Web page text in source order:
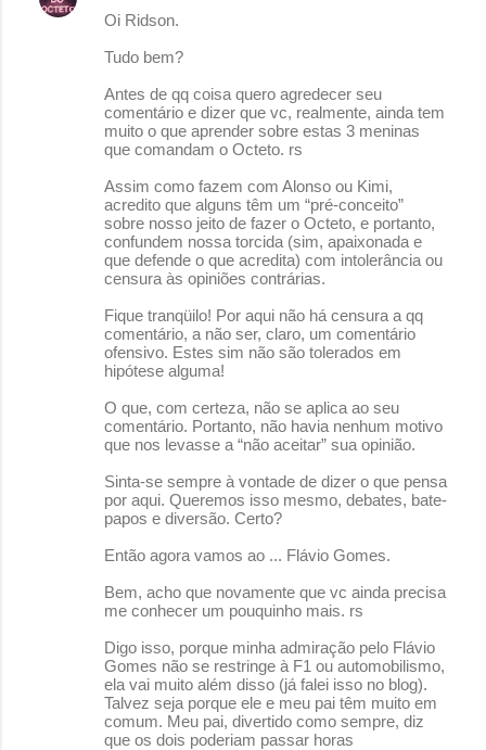
Oi Ridson.
Tudo bem?
Antes de qq coisa quero agredecer seu
comentário e dizer que vc, realmente, ainda tem
muito o que aprender sobre estas 3 meninas
que comandam o Octeto. rs
Assim como fazem com Alonso ou Kimi,
acredito que alguns têm um “pré-conceito”
sobre nosso jeito de fazer o Octeto, e portanto,
confundem nossa torcida (sim, apaixonada e
que defende o que acredita) com intolerância ou
censura às opiniões contrárias.
Fique tranqüilo! Por aqui não há censura a qq
comentário, a não ser, claro, um comentário
ofensivo. Estes sim não são tolerados em
hipótese alguma!
O que, com certeza, não se aplica ao seu
comentário. Portanto, não havia nenhum motivo
que nos levasse a “não aceitar” sua opinião.
Sinta-se sempre à vontade de dizer o que pensa
por aqui. Queremos isso mesmo, debates, bate-
papos e diversão. Certo?
Então agora vamos ao ... Flávio Gomes.
Bem, acho que novamente que vc ainda precisa
me conhecer um pouquinho mais. rs
Digo isso, porque minha admiração pelo Flávio
Gomes não se restringe à F1 ou automobilismo,
ela vai muito além disso (já falei isso no blog).
Talvez seja porque ele e meu pai têm muito em
comum. Meu pai, divertido como sempre, diz
que os dois poderiam passar horas